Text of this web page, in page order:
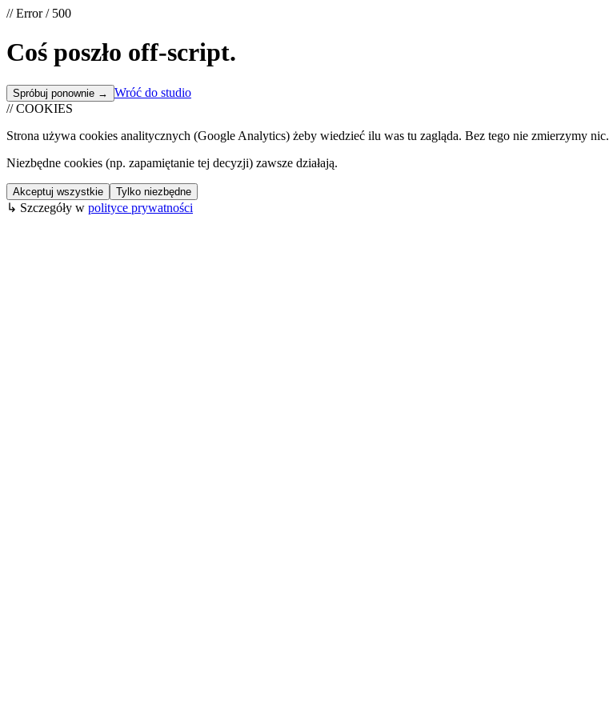
// Error / 500
Coś poszło off-script.
Spróbuj ponownie →
Wróć do studio
// COOKIES
Strona używa cookies analitycznych (Google Analytics) żeby wiedzieć ilu was tu zagląda. Bez tego nie zmierzymy nic.
Niezbędne cookies (np. zapamiętanie tej decyzji) zawsze działają.
Akceptuj wszystkie Tylko niezbędne
↳ Szczegóły w polityce prywatności